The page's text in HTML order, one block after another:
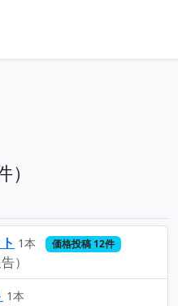
1本 価格投稿 12件
）
1本